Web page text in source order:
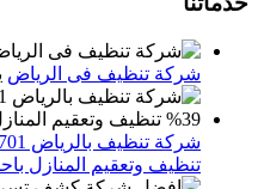
شركة تنظيف فى الرياض
تنظيف وتعقيم المنازل